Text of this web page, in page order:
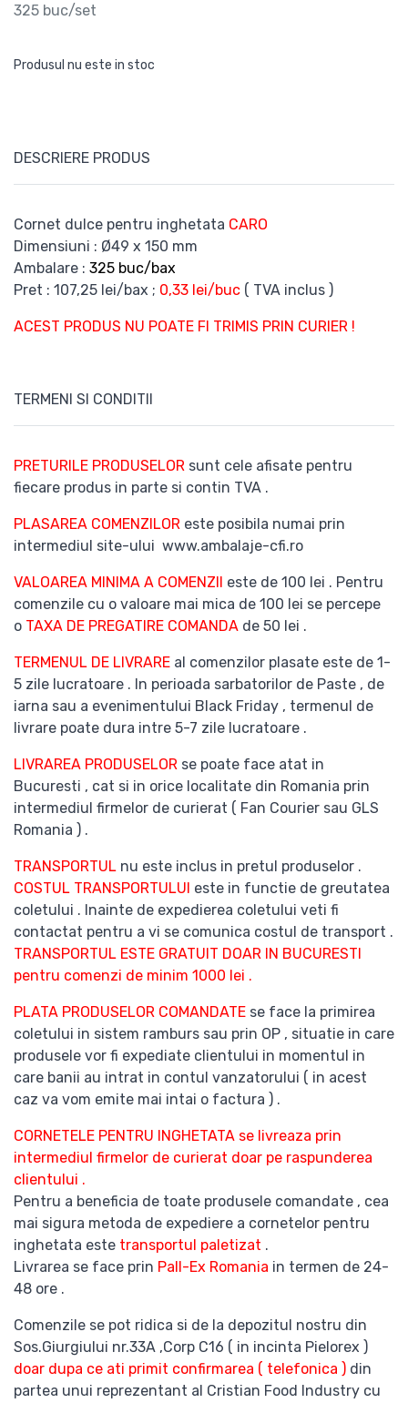
325 buc/set
Produsul nu este in stoc
DESCRIERE PRODUS
Cornet dulce pentru inghetata CARO
Dimensiuni : Ø49 x 150 mm
Ambalare : 325 buc/bax
Pret : 107,25 lei/bax ; 0,33 lei/buc ( TVA inclus )
ACEST PRODUS NU POATE FI TRIMIS PRIN CURIER !
TERMENI SI CONDITII
PRETURILE PRODUSELOR sunt cele afisate pentru
fiecare produs in parte si contin TVA .
PLASAREA COMENZILOR este posibila numai prin
intermediul site-ului www.ambalaje-cfi.ro
VALOAREA MINIMA A COMENZII este de 100 lei . Pentru
comenzile cu o valoare mai mica de 100 lei se percepe
o TAXA DE PREGATIRE COMANDA de 50 lei .
TERMENUL DE LIVRARE al comenzilor plasate este de 1-
5 zile lucratoare . In perioada sarbatorilor de Paste , de
iarna sau a evenimentului Black Friday , termenul de
livrare poate dura intre 5-7 zile lucratoare .
LIVRAREA PRODUSELOR se poate face atat in
Bucuresti , cat si in orice localitate din Romania prin
intermediul firmelor de curierat ( Fan Courier sau GLS
Romania ) .
TRANSPORTUL nu este inclus in pretul produselor .
COSTUL TRANSPORTULUI este in functie de greutatea
coletului . Inainte de expedierea coletului veti fi
contactat pentru a vi se comunica costul de transport .
TRANSPORTUL ESTE GRATUIT DOAR IN BUCURESTI
pentru comenzi de minim 1000 lei .
PLATA PRODUSELOR COMANDATE se face la primirea
coletului in sistem ramburs sau prin OP , situatie in care
produsele vor fi expediate clientului in momentul in
care banii au intrat in contul vanzatorului ( in acest
caz va vom emite mai intai o factura ) .
CORNETELE PENTRU INGHETATA se livreaza prin
intermediul firmelor de curierat doar pe raspunderea
clientului .
Pentru a beneficia de toate produsele comandate , cea
mai sigura metoda de expediere a cornetelor pentru
inghetata este transportul paletizat .
Livrarea se face prin Pall-Ex Romania in termen de 24-
48 ore .
Comenzile se pot ridica si de la depozitul nostru din
Sos.Giurgiului nr.33A ,Corp C16 ( in incinta Pielorex )
doar dupa ce ati primit confirmarea ( telefonica ) din
partea unui reprezentant al Cristian Food Industry cu